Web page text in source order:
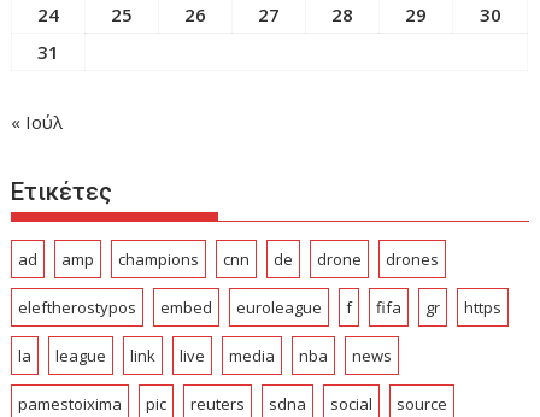
24
25 26 27 28 29
30
31
« Ιούλ
Ετικέτες
ad amp champions cnn de drone drones
eleftherostypos embed euroleague f fifa gr https
la league link live media nba news
pamestoixima pic reuters sdna social source